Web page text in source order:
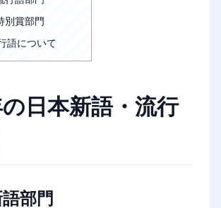
別賞部門
語について
日本新語・流行
部門